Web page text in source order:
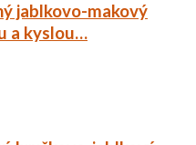
jablkovo-makový
a kyslou…